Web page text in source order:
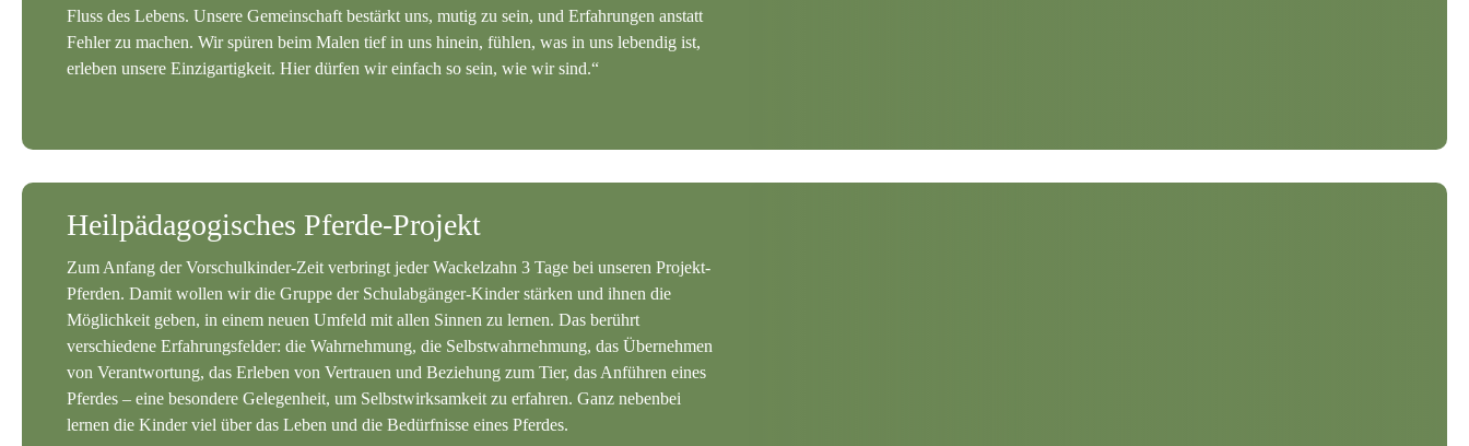
Fluss des Lebens. Unsere Gemeinschaft bestärkt uns, mutig zu sein, und Erfahrungen anstatt
Fehler zu machen. Wir spüren beim Malen tief in uns hinein, fühlen, was in uns lebendig ist,
erleben unsere Einzigartigkeit. Hier dürfen wir einfach so sein, wie wir sind.“
Heilpädagogisches Pferde-Projekt
Zum Anfang der Vorschulkinder-Zeit verbringt jeder Wackelzahn 3 Tage bei unseren Projekt-
Pferden. Damit wollen wir die Gruppe der Schulabgänger-Kinder stärken und ihnen die
Möglichkeit geben, in einem neuen Umfeld mit allen Sinnen zu lernen. Das berührt
verschiedene Erfahrungsfelder: die Wahrnehmung, die Selbstwahrnehmung, das Übernehmen
von Verantwortung, das Erleben von Vertrauen und Beziehung zum Tier, das Anführen eines
Pferdes – eine besondere Gelegenheit, um Selbstwirksamkeit zu erfahren. Ganz nebenbei
lernen die Kinder viel über das Leben und die Bedürfnisse eines Pferdes.